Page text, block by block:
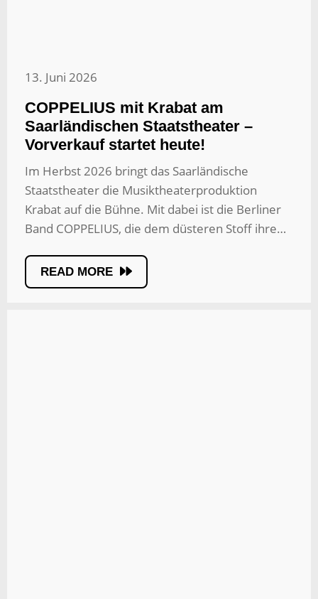
13. Juni 2026
COPPELIUS mit Krabat am
Saarländischen Staatstheater –
Vorverkauf startet heute!
Im Herbst 2026 bringt das Saarländische
Staatstheater die Musiktheaterproduktion
Krabat auf die Bühne. Mit dabei ist die Berliner
Band COPPELIUS, die dem düsteren Stoff ihre…
READ MORE